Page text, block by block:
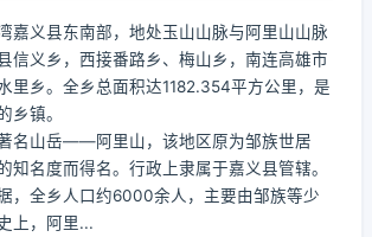
嘉义县东南部，地处玉山山脉与阿里山山脉
信义乡，西接番路乡、梅山乡，南连高雄市
里乡。全乡总面积达1182.354平方公里，是
乡镇。
名山岳——阿里山，该地区原为邹族世居
知名度而得名。行政上隶属于嘉义县管辖。
，全乡人口约6000余人，主要由邹族等少
上，阿里...